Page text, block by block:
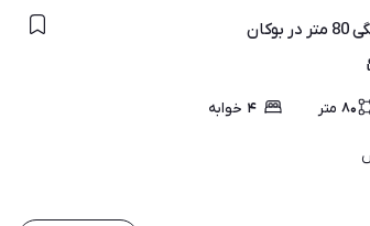
۸۰ متر ۴ خوابه